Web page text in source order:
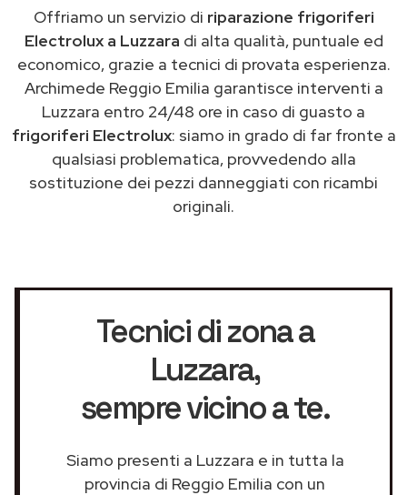
Offriamo un servizio di riparazione frigoriferi
Electrolux a Luzzara di alta qualità, puntuale ed
economico, grazie a tecnici di provata esperienza.
Archimede Reggio Emilia garantisce interventi a
Luzzara entro 24/48 ore in caso di guasto a
frigoriferi Electrolux: siamo in grado di far fronte a
qualsiasi problematica, provvedendo alla
sostituzione dei pezzi danneggiati con ricambi
originali.
Tecnici di zona a
Luzzara,
sempre vicino a te.
Siamo presenti a Luzzara e in tutta la
provincia di Reggio Emilia con un